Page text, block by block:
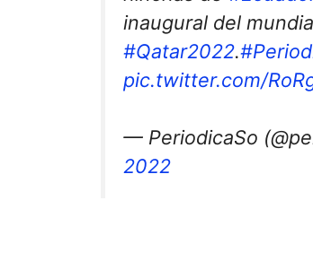
inaugural del
#Qatar2022.
pic.twitter.com/
— PeriodicaSo
2022